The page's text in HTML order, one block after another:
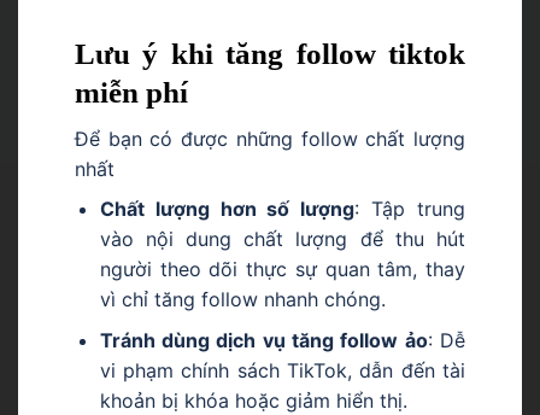
Lưu ý khi tăng follow tiktok
miễn phí
Để bạn có được những follow chất lượng
nhất
Chất lượng hơn số lượng: Tập trung
vào nội dung chất lượng để thu hút
người theo dõi thực sự quan tâm, thay
vì chỉ tăng follow nhanh chóng.
Tránh dùng dịch vụ tăng follow ảo: Dễ
vi phạm chính sách TikTok, dẫn đến tài
khoản bị khóa hoặc giảm hiển thị.